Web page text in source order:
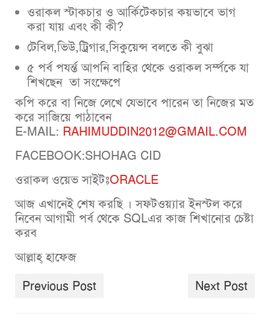
ওরাকল স্টাকচার ও আর্কিটেকচার কয়ভাবে ভাগ
করা যায় এবং কী কী?
টেবিল,ভিউ,ট্রিগার,সিকুয়েন্স বলতে কী বুঝা
৫ পর্ব পযর্ন্ত আপনি বাহির থেকে ওরাকল সর্ম্পকে যা
শিখছেন তা সংক্ষেপে
কপি করে বা নিজে লেখে যেভাবে পারেন তা নিজের মত
করে সাজিয়ে পাঠাবেন
E-MAIL: RAHIMUDDIN2012@GMAIL.COM
FACEBOOK:SHOHAG CID
ওরাকল ওয়েভ সাইটঃORACLE
আজ এখানেই শেষ করছি । সফটওয়্যার ইনস্টল করে
নিবেন আগামী পর্ব থেকে SQLএর কাজ শিখানোর চেষ্টা
করব
আল্লাহ্ হাফেজ
Previous Post
Next Post